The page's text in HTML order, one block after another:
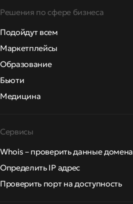
Решения по сфере бизнеса
Подойдут всем
Маркетплейсы
Образование
Бьюти
Медицина
Сервисы
Whois – проверить данные домена
Определить IP адрес
Проверить порт на доступность